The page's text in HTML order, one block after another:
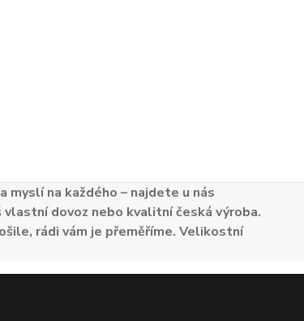
na každého – najdete u nás
dovoz nebo kvalitní česká výroba.
rádi vám je přeměříme. Velikostní